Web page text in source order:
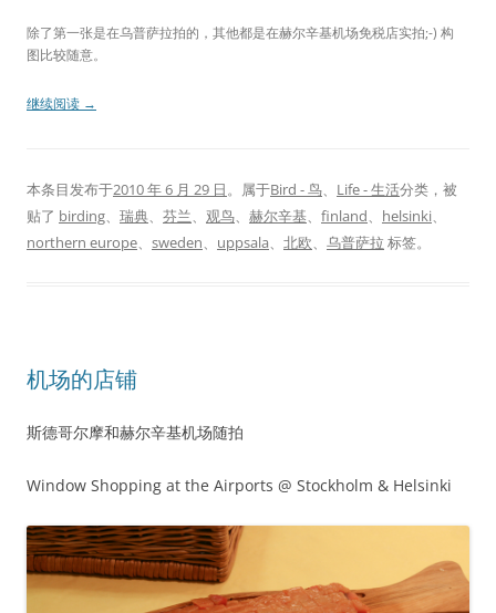
除了第一张是在乌普萨拉拍的，其他都是在赫尔辛基机场免税店实拍;-) 构
图比较随意。
继续阅读 →
本条目发布于2010 年 6 月 29 日。属于Bird - 鸟、 Life - 生活分类，被
贴了 birding、 瑞典、 芬兰、 观鸟、 赫尔辛基、 finland、 helsinki、
northern europe、 sweden、 uppsala、 北欧、 乌普萨拉 标签。
机场的店铺
斯德哥尔摩和赫尔辛基机场随拍
Window Shopping at the Airports @ Stockholm & Helsinki